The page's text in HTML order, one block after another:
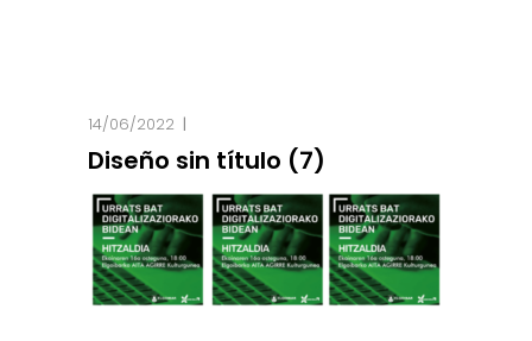
14/06/2022
Diseño sin título (7)